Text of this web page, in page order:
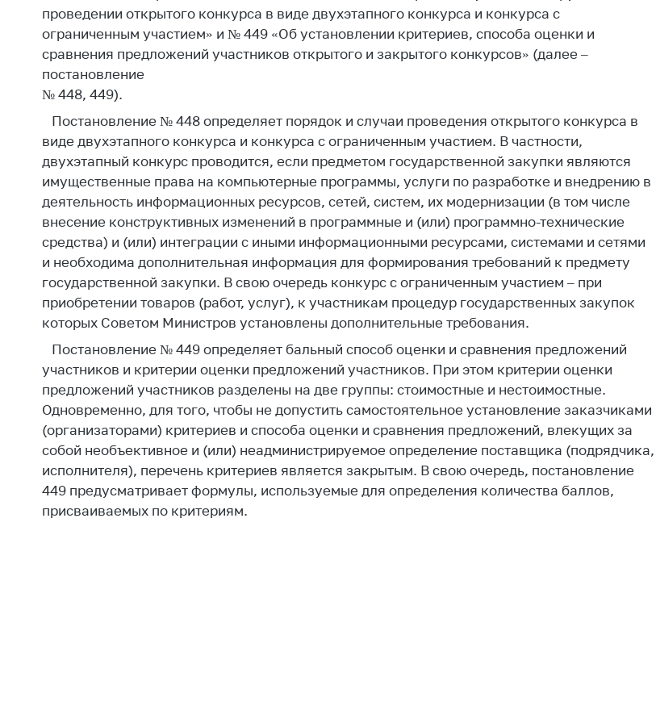
Награждения
Белорусская
универсальная
товарная биржа
Общественная
жизнь
Идеологическая
работа
Официальные
геральдические
символы
5 лет МАРТ
Деятельность
Ценовая политика
Антимонопольное
регулирование и
конкуренция
Торговля и услуги
Регулирование и
контроль закупок
Защита прав
потребителей
Контакты
Адрес и режим
работы
Горячая линия
Пресс-служба
Вышестоящий
государственный
орган
Важное на сайте
Сообщить о росте
цен
Ценообразование
на лекарственные
средства, изделия
медицинского
назначения и
медицинскую
технику
Решение Комиссии
по установлению
проведении открытого конкурса в виде двухэтапного конкурса и конкурса с
ограниченным участием» и № 449 «Об установлении критериев, способа оценки и
сравнения предложений участников открытого и закрытого конкурсов» (далее –
постановление
№ 448, 449).
Постановление № 448 определяет порядок и случаи проведения открытого конкурса в
виде двухэтапного конкурса и конкурса с ограниченным участием. В частности,
двухэтапный конкурс проводится, если предметом государственной закупки являются
имущественные права на компьютерные программы, услуги по разработке и внедрению в
деятельность информационных ресурсов, сетей, систем, их модернизации (в том числе
внесение конструктивных изменений в программные и (или) программно-технические
средства) и (или) интеграции с иными информационными ресурсами, системами и сетями
и необходима дополнительная информация для формирования требований к предмету
государственной закупки. В свою очередь конкурс с ограниченным участием – при
приобретении товаров (работ, услуг), к участникам процедур государственных закупок
которых Советом Министров установлены дополнительные требования.
Постановление № 449 определяет бальный способ оценки и сравнения предложений
участников и критерии оценки предложений участников. При этом критерии оценки
предложений участников разделены на две группы: стоимостные и нестоимостные.
Одновременно, для того, чтобы не допустить самостоятельное установление заказчиками
(организаторами) критериев и способа оценки и сравнения предложений, влекущих за
собой необъективное и (или) неадминистрируемое определение поставщика (подрядчика,
исполнителя), перечень критериев является закрытым. В свою очередь, постановление
449 предусматривает формулы, используемые для определения количества баллов,
присваиваемых по критериям.